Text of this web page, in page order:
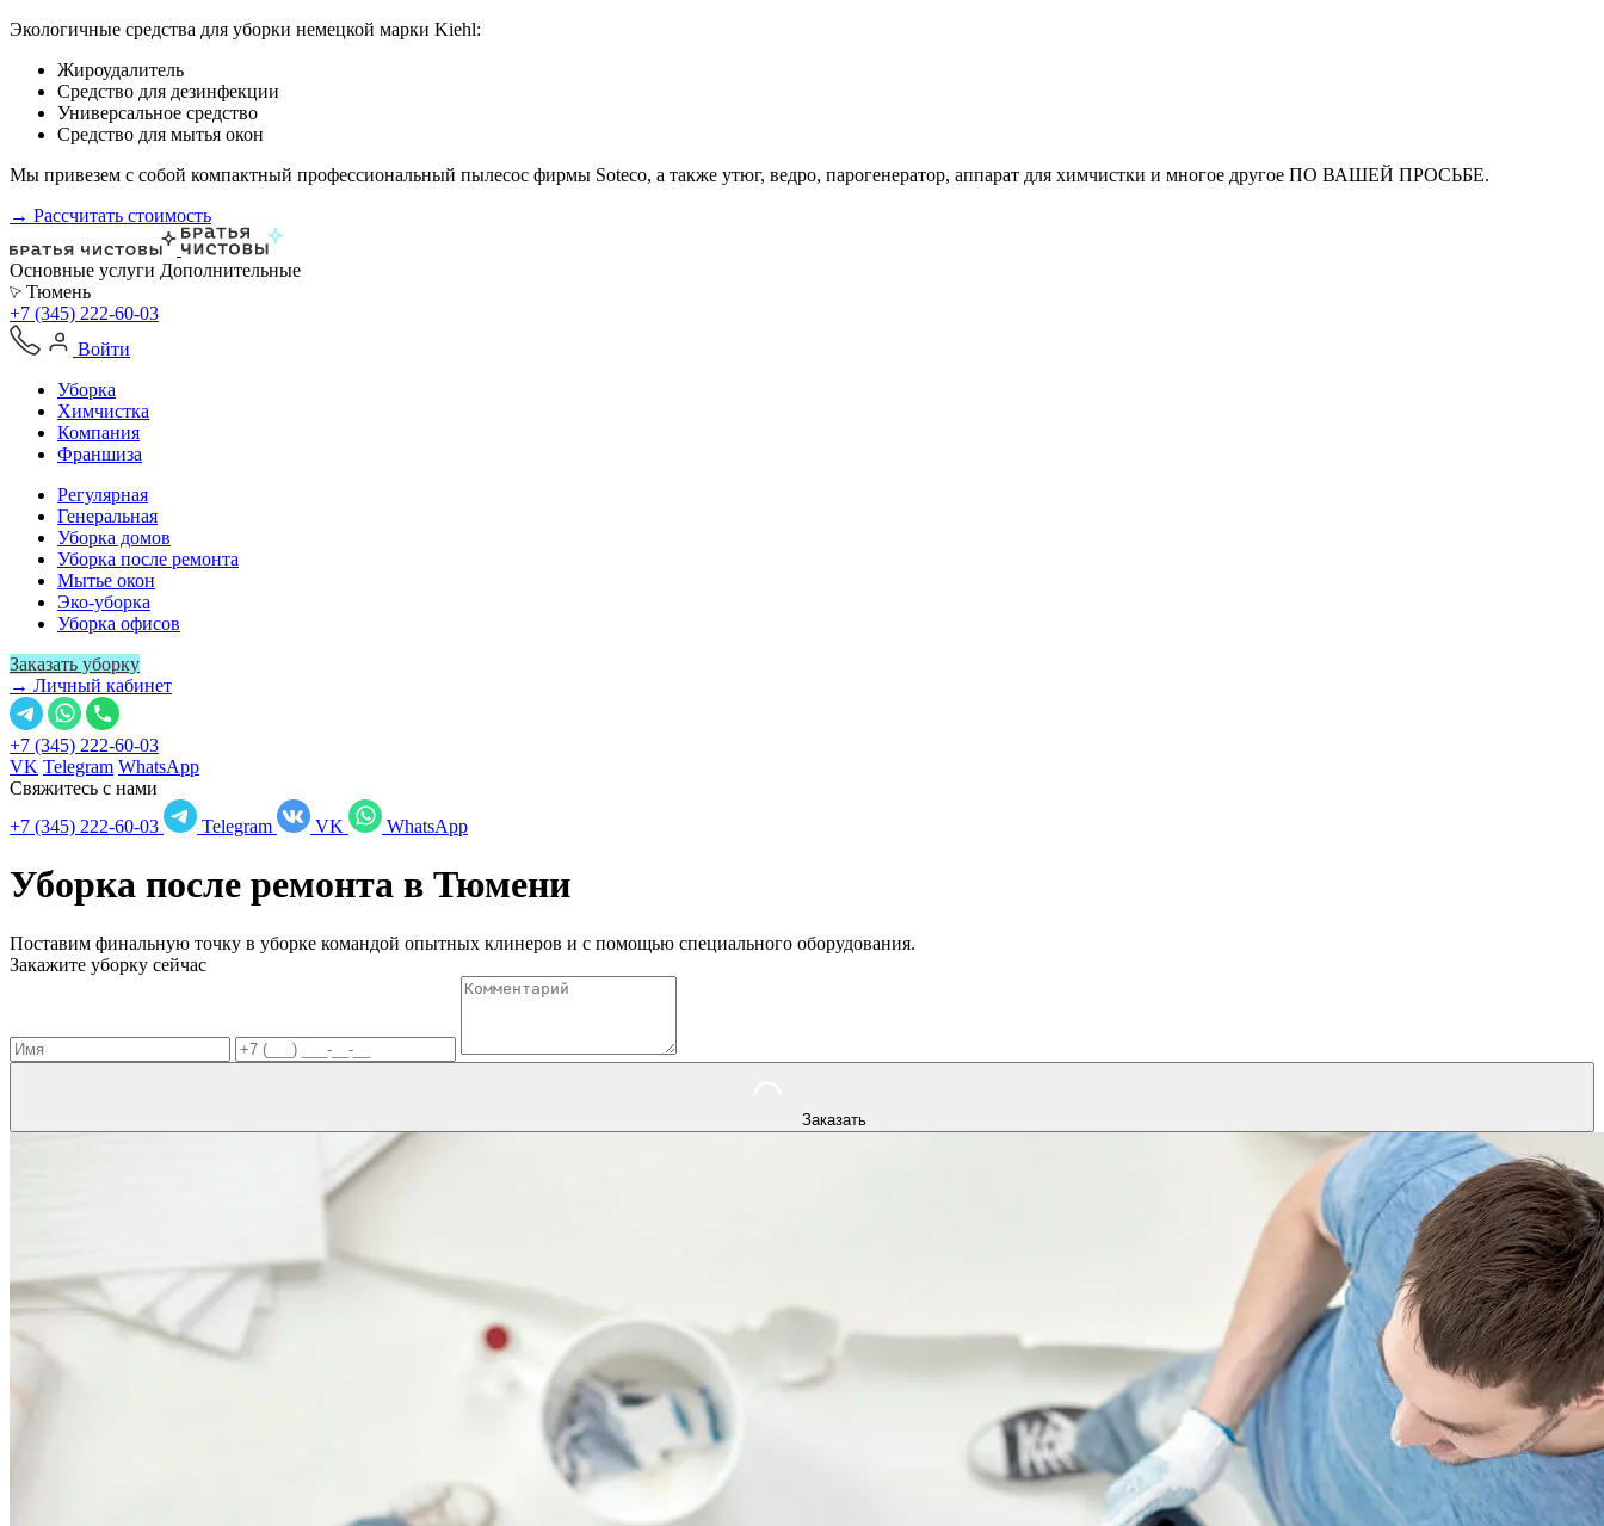
Экологичные средства для уборки немецкой марки Kiehl:
Жироудалитель
Средство для дезинфекции
Универсальное средство
Средство для мытья окон
Мы привезем с собой компактный профессиональный пылесос фирмы Soteco, а также утюг, ведро, парогенератор, аппарат для химчистки и многое другое ПО ВАШЕЙ ПРОСЬБЕ.
→ Рассчитать стоимость
Основные услуги Дополнительные
Тюмень
+7 (345) 222-60-03
Войти
Уборка
Химчистка
Компания
Франшиза
Регулярная
Генеральная
Уборка домов
Уборка после ремонта
Мытье окон
Эко-уборка
Уборка офисов
Заказать уборку
→ Личный кабинет
+7 (345) 222-60-03
VK Telegram WhatsApp
Свяжитесь с нами
+7 (345) 222-60-03
Telegram VK WhatsApp
Уборка после ремонта в Тюмени
Поставим финальную точку в уборке командой опытных клинеров и с помощью специального оборудования.
Закажите уборку сейчас
Заказать